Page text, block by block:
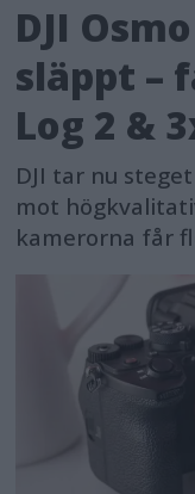
DJI
släppt –
Log 2 &
DJI tar nu
mot
kamerorna får